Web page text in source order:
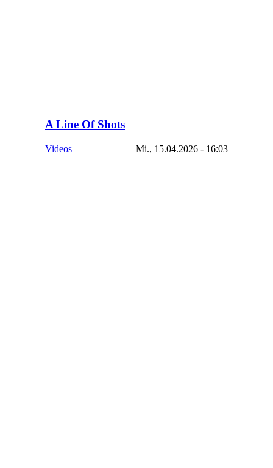
A Line Of Shots
Videos Mi., 15.04.2026 - 16:03